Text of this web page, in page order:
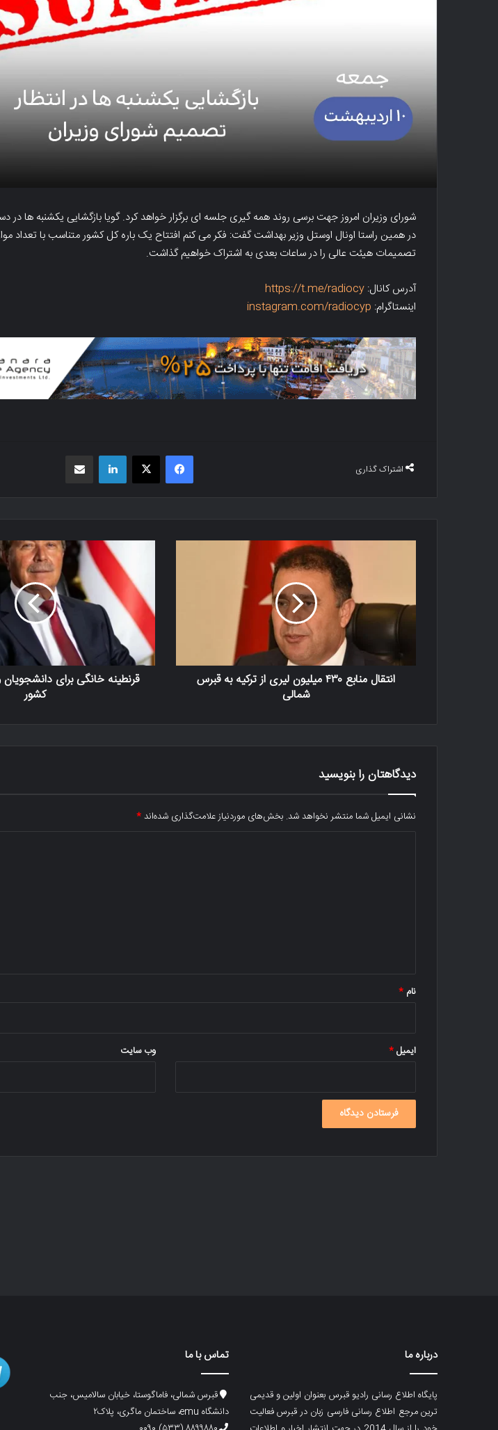
شورای وزیران امروز جهت برسی روند همه گیری جلسه ای برگزار خواهد کرد. گویا بازگشایی یکشنبه ها در
در همین راستا اونال اوستل وزیر بهداشت گفت: فکر می کنم افتتاح یک باره کل کشور متناسب با تعداد
تصمیمات هیئت عالی را در ساعات بعدی به اشتراک خواهیم گذاشت.
آدرس کانال: https://t.me/radiocy
اینستاگرام: instagram.com/radiocyp
اشتراک گذاری
فیسبوک X لینکدین
انتقال منابع ۴۳۰ میلیون لیری از ترکیه به قبرس
شمالی
قرنطینه خانگی برای
کشور
دیدگاهتان را بنویسید
نشانی ایمیل شما منتشر نخواهد شد. بخش‌های موردنیاز علامت‌گذاری شده‌اند*
نام *
ایمیل* وب‌ سایت
درباره ما
پایگاه اطلاع رسانی رادیو قبرس بعنوان اولین و قدیمی
ترین مرجع اطلاع رسانی فارسی زبان در قبرس فعالیت
تماس با ما
قبرس شمالی، فاماگوستا، خیابان سالامیس، جنب
دانشگاه emu، ساختمان ماگری، پلاک۲